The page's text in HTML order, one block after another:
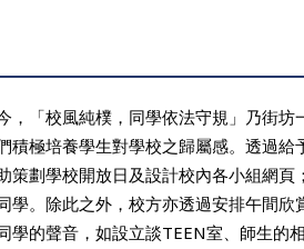
，「校風純樸，同學依法守規」乃街
積極培養學生對學校之歸屬感。透過
策劃學校開放日及設計校內各小組網
學。除此之外，校方亦透過安排午間
學的聲音，如設立談TEEN室、師生的